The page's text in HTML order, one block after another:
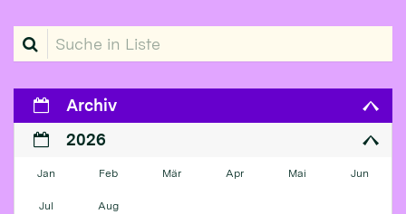
Suche in Liste
Archiv
2026
Jan Feb Mär Apr Mai Jun
Jul Aug